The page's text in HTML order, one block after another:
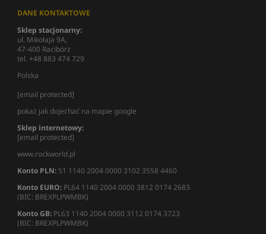
DANE KONTAKTOWE
Sklep stacjonarny:
ul. Mikołaja 9A,
47-400 Racibórz
tel. +48 883 474 729
Polska
[email protected]
pokaż jak dojechać na mapie google
Sklep internetowy:
[email protected]
www.rockworld.pl
Konto PLN: 51 1140 2004 0000 3102 3558 4460
Konto EURO: PL64 1140 2004 0000 3812 0174 2683
(BIC: BREXPLPWMBK)
Konto GB: PL63 1140 2004 0000 3112 0174 3723
(BIC: BREXPLPWMBK)